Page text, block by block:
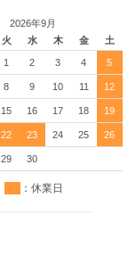
2026年9月
火 水 木 金 土
1 2 3 4 5
8 9 10 11 12
15 16 17 18 19
22 23 24 25 26
29 30
：休業日